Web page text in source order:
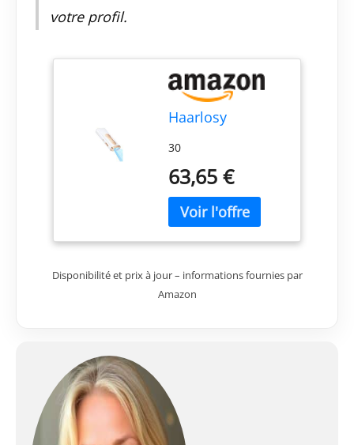
votre profil.
Haarlosy
30
63,65 €
Disponibilité et prix à jour – informations fournies par
Amazon